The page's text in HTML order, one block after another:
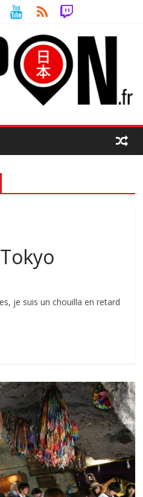
je suis un chouilla en retard